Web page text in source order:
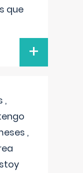
que
+
,
,